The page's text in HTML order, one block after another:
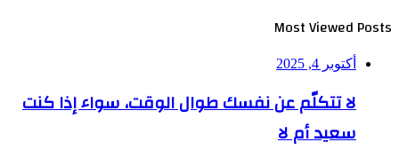
Most Viewed Posts
أكتوبر 4, 2025
لا تتكلّم عن نفسك طوال الوقت، سواء إذا كنت
سعيد أم لا